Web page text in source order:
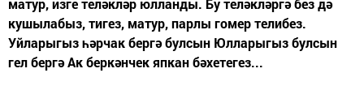
матур, изге теләкләр юлланды. Бу теләкләргә без дә
кушылабыз, тигез, матур, парлы гомер телибез.
Уйларыгыз һәрчак бергә булсын Юлларыгыз булсын
гел бергә Ак беркәнчек япкан бәхетегез...